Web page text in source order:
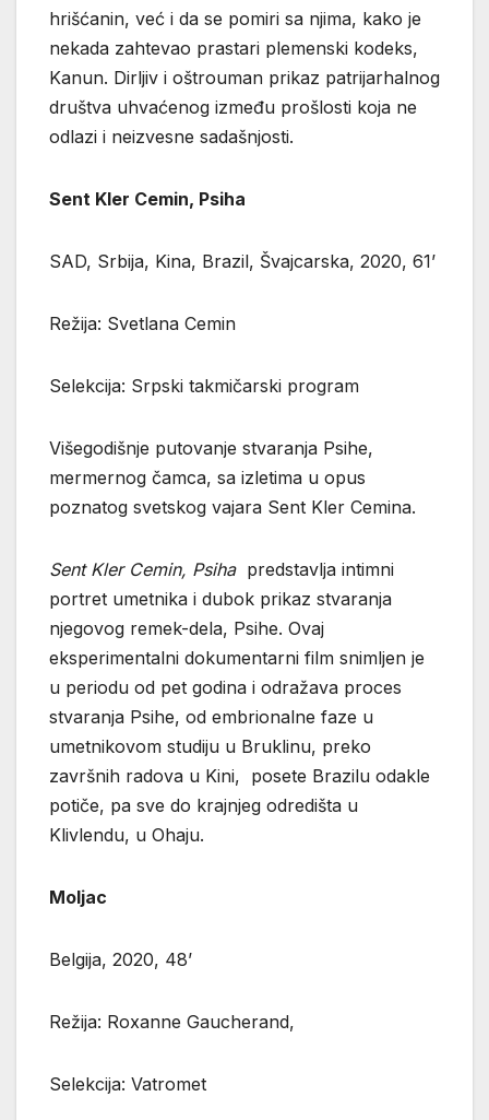
hrišćanin, već i da se pomiri sa njima, kako je
nekada zahtevao prastari plemenski kodeks,
Kanun. Dirljiv i oštrouman prikaz patrijarhalnog
društva uhvaćenog između prošlosti koja ne
odlazi i neizvesne sadašnjosti.
Sent Kler Cemin, Psiha
SAD, Srbija, Kina, Brazil, Švajcarska, 2020, 61’
Režija: Svetlana Cemin
Selekcija: Srpski takmičarski program
Višegodišnje putovanje stvaranja Psihe,
mermernog čamca, sa izletima u opus
poznatog svetskog vajara Sent Kler Cemina.
Sent Kler Cemin, Psihapredstavlja intimni
portret umetnika i dubok prikaz stvaranja
njegovog remek-dela, Psihe. Ovaj
eksperimentalni dokumentarni film snimljen je
u periodu od pet godina i odražava proces
stvaranja Psihe, od embrionalne faze u
umetnikovom studiju u Bruklinu, preko
završnih radova u Kini, posete Brazilu odakle
potiče, pa sve do krajnjeg odredišta u
Klivlendu, u Ohaju.
Moljac
Belgija, 2020, 48’
Režija: Roxanne Gaucherand,
Selekcija: Vatromet